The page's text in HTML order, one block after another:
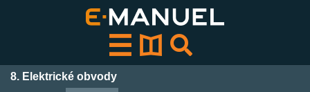
8. Elektrické obvody